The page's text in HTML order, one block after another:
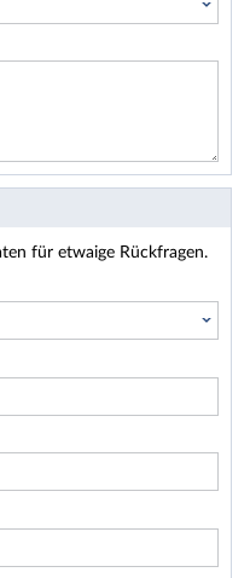
für etwaige Rückfragen.